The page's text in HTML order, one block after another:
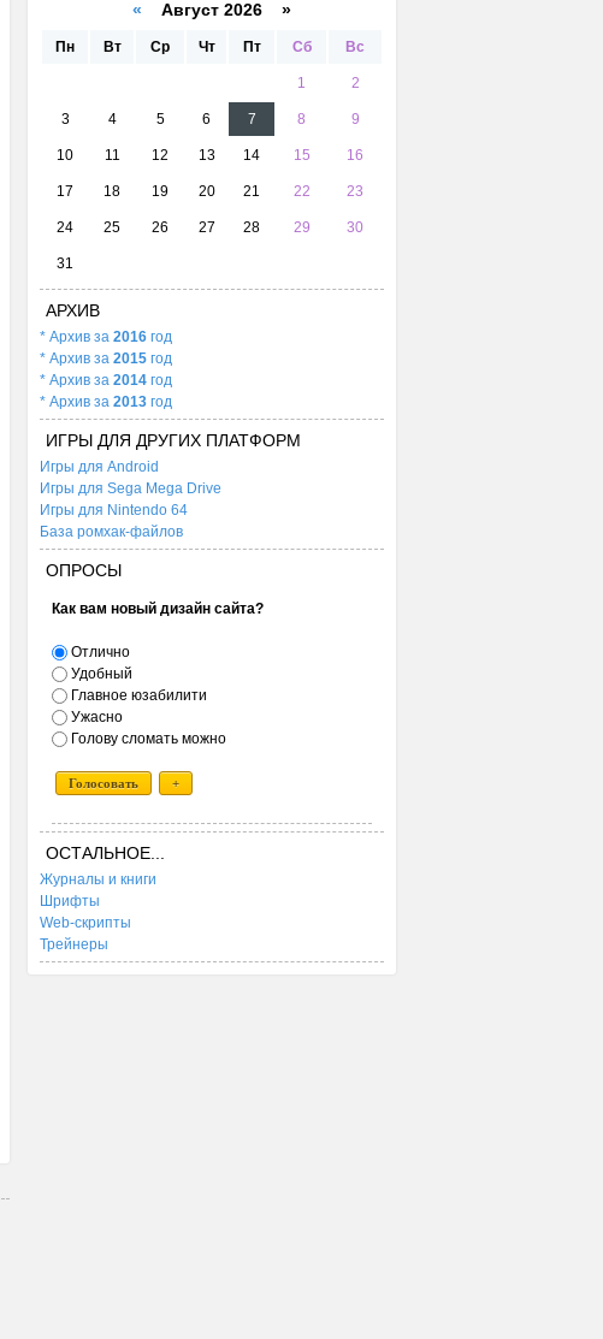
« Август 2026 »
Пн Вт Ср Чт Пт Сб Вс
1 2
3 4 5 6 7 8 9
10 11 12 13 14 15 16
17 18 19 20 21 22 23
24 25 26 27 28 29 30
31
АРХИВ
* Архив за 2016 год
* Архив за 2015 год
* Архив за 2014 год
* Архив за 2013 год
ИГРЫ ДЛЯ ДРУГИХ ПЛАТФОРМ
Игры для Android
Игры для Sega Mega Drive
Игры для Nintendo 64
База ромхак-файлов
ОПРОСЫ
Как вам новый дизайн сайта?
Отлично
Удобный
Главное юзабилити
Ужасно
Голову сломать можно
Голосовать +
ОСТАЛЬНОЕ...
Журналы и книги
Шрифты
Web-скрипты
Трейнеры